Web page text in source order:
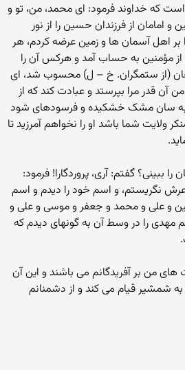
که خداوند فرمود: اى محمد، من، تو و
از فرزندان حسین را از نور
بر اهل آسمان ها و زمین عرضه کردم، هر
مؤمنین به حساب آمد و هرکس آن را
(از ستمگران. خ – ل) محسوب شد، اى
آن قدر مرا بپرستد و عبادت کند که از
به سان مشک خشکیده و فرسوده‏اى شود
ولایت شما باشد او را نخواهم آمرزید تا
ببینى؟ گفتم: آرى، پروردگارا! فرمود:
نگریستم، و اسم خود را دیدم و اسم
و على و محمد و جعفر و موسى و على و
را در وسط آن به گونه‏اى دیدم که
من بر آفریدگانم مى‏ باشند و این آن
شمشیر قیام مى‏ کند و از دشمنانم